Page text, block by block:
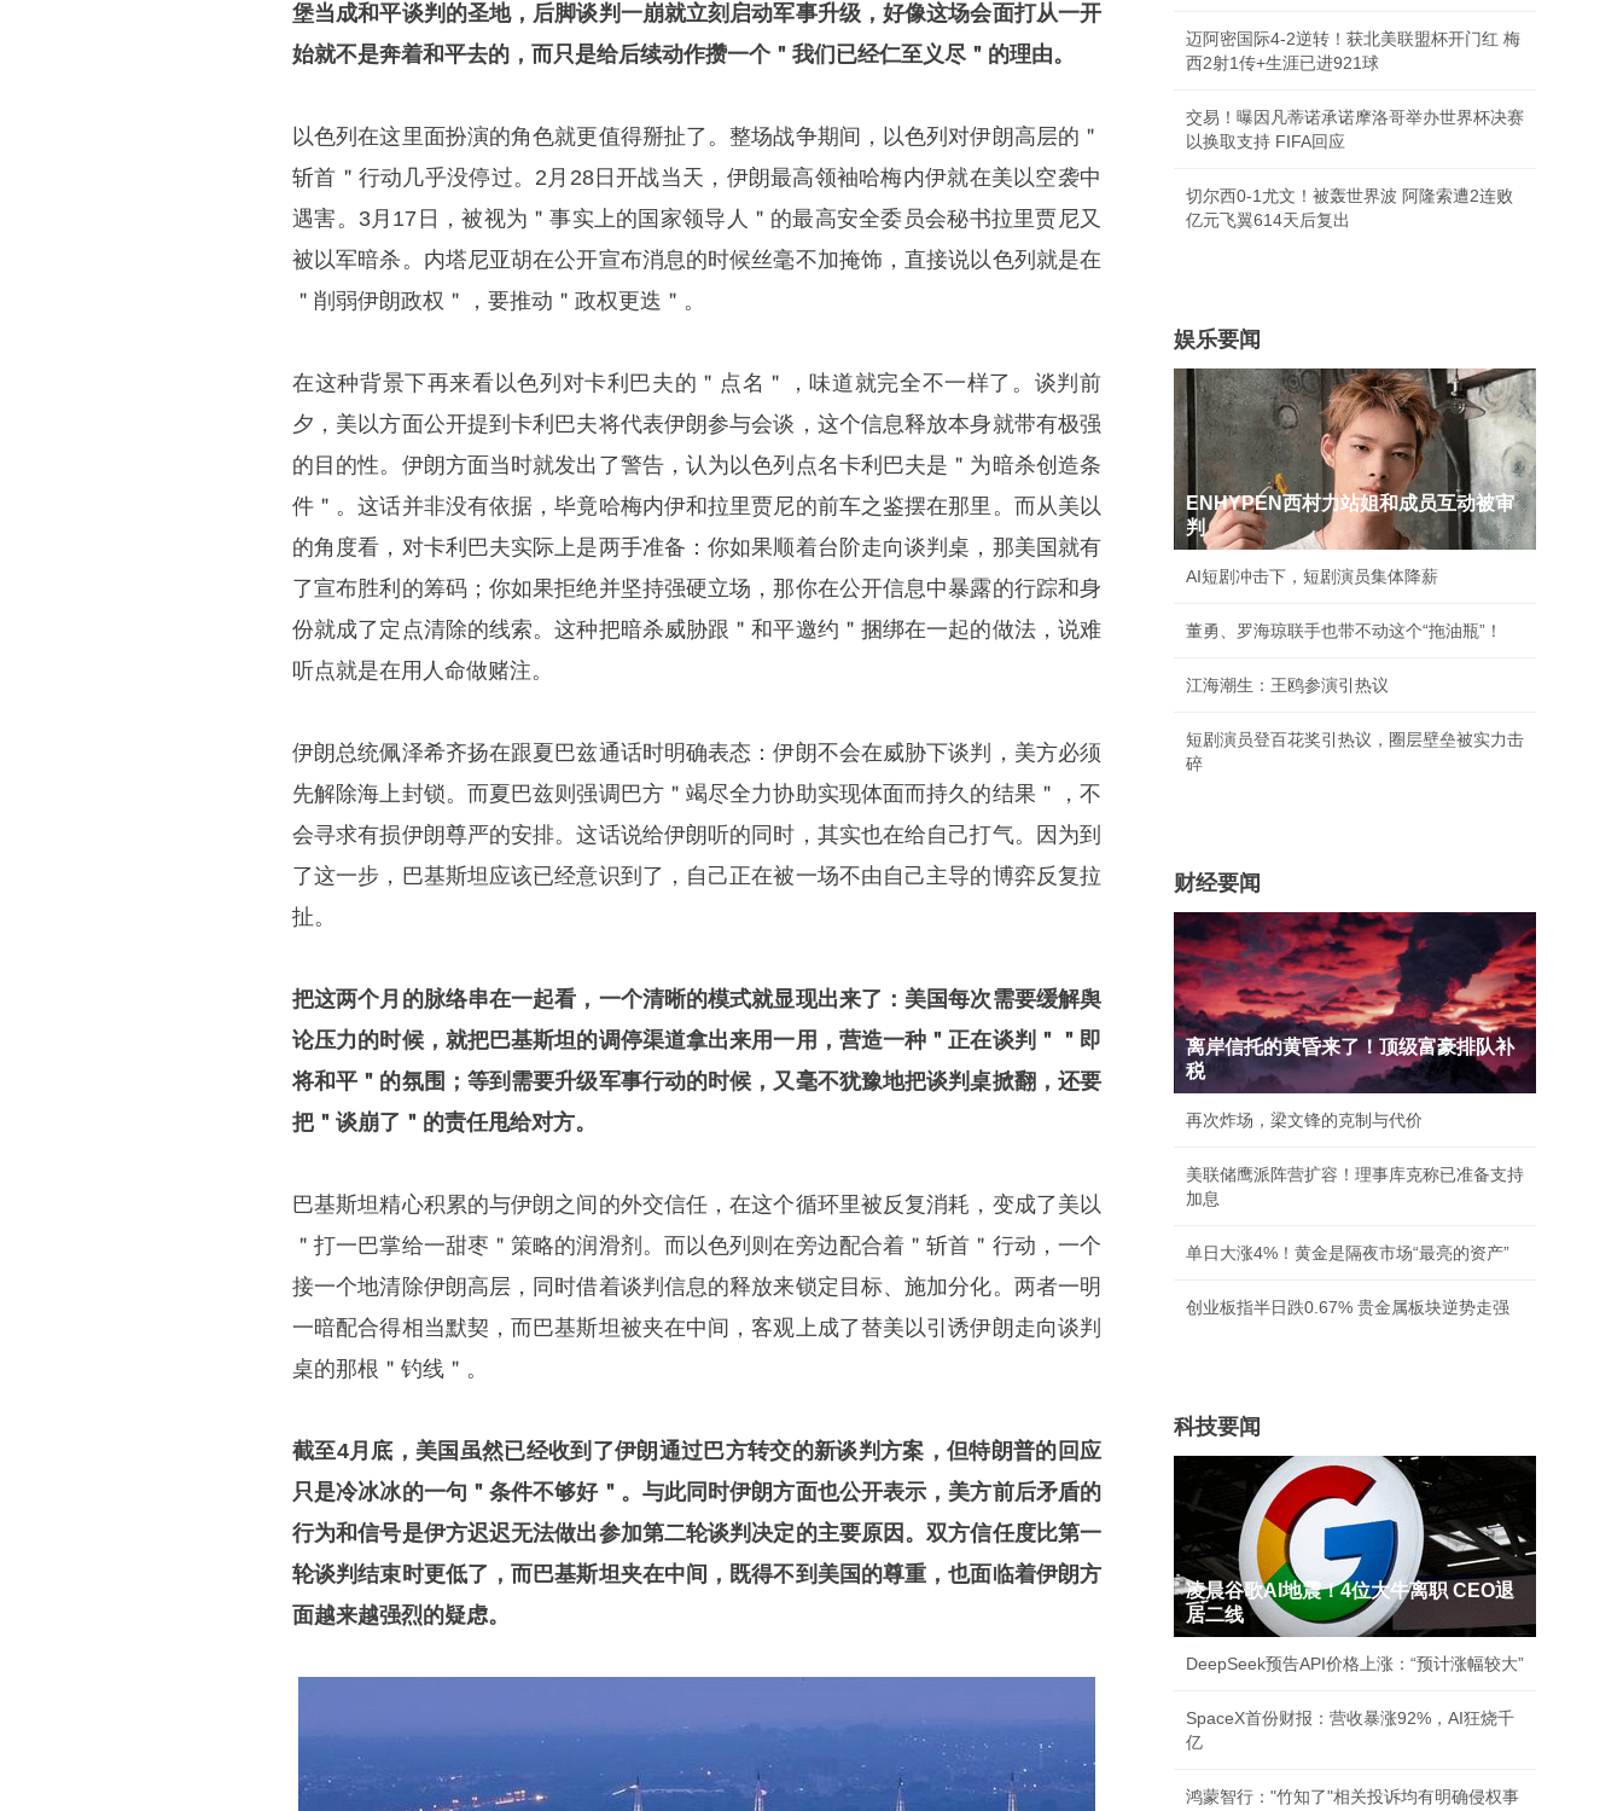
堡当成和平谈判的圣地，后脚谈判一崩就立刻启动军事升级，好像这场会面打从一开
始就不是奔着和平去的，而只是给后续动作攒一个＂我们已经仁至义尽＂的理由。
以色列在这里面扮演的角色就更值得掰扯了。整场战争期间，以色列对伊朗高层的＂
斩首＂行动几乎没停过。2月28日开战当天，伊朗最高领袖哈梅内伊就在美以空袭中
遇害。3月17日，被视为＂事实上的国家领导人＂的最高安全委员会秘书拉里贾尼又
被以军暗杀。内塔尼亚胡在公开宣布消息的时候丝毫不加掩饰，直接说以色列就是在
＂削弱伊朗政权＂，要推动＂政权更迭＂。
在这种背景下再来看以色列对卡利巴夫的＂点名＂，味道就完全不一样了。谈判前
夕，美以方面公开提到卡利巴夫将代表伊朗参与会谈，这个信息释放本身就带有极强
的目的性。伊朗方面当时就发出了警告，认为以色列点名卡利巴夫是＂为暗杀创造条
件＂。这话并非没有依据，毕竟哈梅内伊和拉里贾尼的前车之鉴摆在那里。而从美以
的角度看，对卡利巴夫实际上是两手准备：你如果顺着台阶走向谈判桌，那美国就有
了宣布胜利的筹码；你如果拒绝并坚持强硬立场，那你在公开信息中暴露的行踪和身
份就成了定点清除的线索。这种把暗杀威胁跟＂和平邀约＂捆绑在一起的做法，说难
听点就是在用人命做赌注。
伊朗总统佩泽希齐扬在跟夏巴兹通话时明确表态：伊朗不会在威胁下谈判，美方必须
先解除海上封锁。而夏巴兹则强调巴方＂竭尽全力协助实现体面而持久的结果＂，不
会寻求有损伊朗尊严的安排。这话说给伊朗听的同时，其实也在给自己打气。因为到
了这一步，巴基斯坦应该已经意识到了，自己正在被一场不由自己主导的博弈反复拉
扯。
把这两个月的脉络串在一起看，一个清晰的模式就显现出来了：美国每次需要缓解舆
论压力的时候，就把巴基斯坦的调停渠道拿出来用一用，营造一种＂正在谈判＂＂即
将和平＂的氛围；等到需要升级军事行动的时候，又毫不犹豫地把谈判桌掀翻，还要
把＂谈崩了＂的责任甩给对方。
巴基斯坦精心积累的与伊朗之间的外交信任，在这个循环里被反复消耗，变成了美以
＂打一巴掌给一甜枣＂策略的润滑剂。而以色列则在旁边配合着＂斩首＂行动，一个
接一个地清除伊朗高层，同时借着谈判信息的释放来锁定目标、施加分化。两者一明
一暗配合得相当默契，而巴基斯坦被夹在中间，客观上成了替美以引诱伊朗走向谈判
桌的那根＂钓线＂。
截至4月底，美国虽然已经收到了伊朗通过巴方转交的新谈判方案，但特朗普的回应
只是冷冰冰的一句＂条件不够好＂。与此同时伊朗方面也公开表示，美方前后矛盾的
行为和信号是伊方迟迟无法做出参加第二轮谈判决定的主要原因。双方信任度比第一
轮谈判结束时更低了，而巴基斯坦夹在中间，既得不到美国的尊重，也面临着伊朗方
面越来越强烈的疑虑。
迈阿密国际4-2逆转！获北美联盟杯开门红 梅
西2射1传+生涯已进921球
交易！曝因凡蒂诺承诺摩洛哥举办世界杯决赛
以换取支持 FIFA回应
切尔西0-1尤文！被轰世界波 阿隆索遭2连败
亿元飞翼614天后复出
娱乐要闻
ENHYPEN西村力站姐和成员互动被审
判
AI短剧冲击下，短剧演员集体降薪
董勇、罗海琼联手也带不动这个“拖油瓶”！
江海潮生：王鸥参演引热议
短剧演员登百花奖引热议，圈层壁垒被实力击
碎
财经要闻
离岸信托的黄昏来了！顶级富豪排队补
税
再次炸场，梁文锋的克制与代价
美联储鹰派阵营扩容！理事库克称已准备支持
加息
单日大涨4%！黄金是隔夜市场“最亮的资产”
创业板指半日跌0.67% 贵金属板块逆势走强
科技要闻
凌晨谷歌AI地震！4位大牛离职 CEO退
居二线
DeepSeek预告API价格上涨：“预计涨幅较大”
SpaceX首份财报：营收暴涨92%，AI狂烧千
亿
鸿蒙智行："竹知了"相关投诉均有明确侵权事